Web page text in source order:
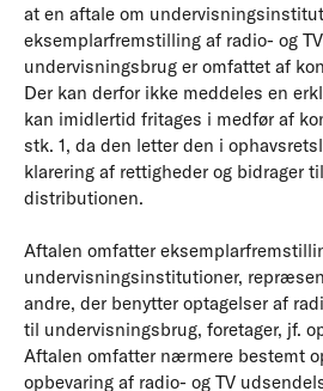
at en aftale om
eksemplarfremstilling af radio- og
undervisningsbrug er omfattet af
Der kan derfor ikke meddeles en
kan imidlertid fritages i medfør af
stk. 1, da den letter den i
klarering af rettigheder og bidrager
distributionen.
Aftalen omfatter
undervisningsinstitutioner,
andre, der benytter optagelser af
til undervisningsbrug, foretager, jf.
Aftalen omfatter nærmere bestemt
opbevaring af radio- og TV